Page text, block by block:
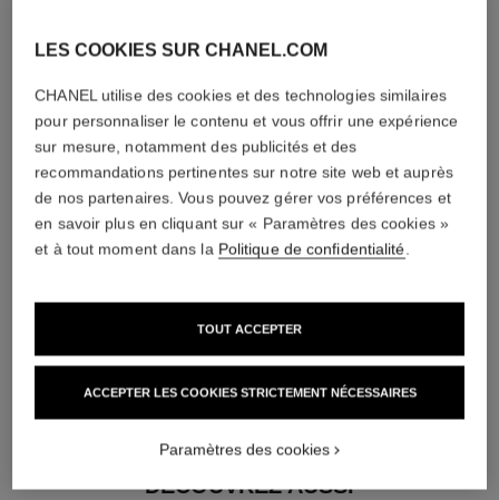
5 diamants taille brillant totalisant 0,16 carat
Caractéristiques variables**
matériau
Or jaune 18 carats (750/1000)
DÉCOUVREZ AUSSI
LES COOKIES SUR CHANEL.COM
CHANEL utilise des cookies et des technologies similaires
pour personnaliser le contenu et vous offrir une expérience
sur mesure, notamment des publicités et des
recommandations pertinentes sur notre site web et auprès
de nos partenaires. Vous pouvez gérer vos préférences et
en savoir plus en cliquant sur « Paramètres des cookies »
et à tout moment dans la Politique de confidentialité.
ACCEPTER LES COOKIES STRICTEMENT NÉCESSAIRES
TOUT ACCEPTER
Paramètres des cookies